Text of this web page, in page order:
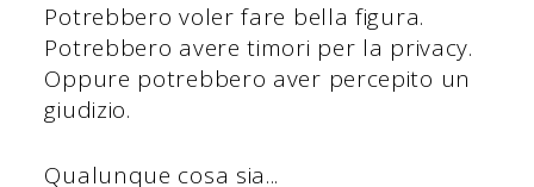
Potrebbero voler fare bella figura.
Potrebbero avere timori per la privacy.
Oppure potrebbero aver percepito un
giudizio.
Qualunque cosa sia...